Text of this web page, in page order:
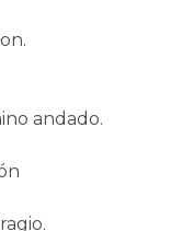
andado.